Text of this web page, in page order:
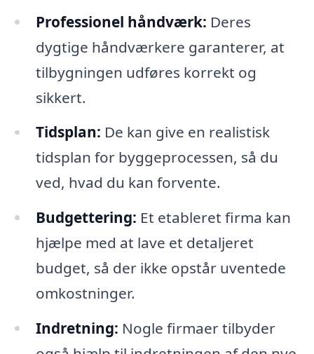
Professionel håndværk: Deres
dygtige håndværkere garanterer, at
tilbygningen udføres korrekt og
sikkert.
Tidsplan: De kan give en realistisk
tidsplan for byggeprocessen, så du
ved, hvad du kan forvente.
Budgettering: Et etableret firma kan
hjælpe med at lave et detaljeret
budget, så der ikke opstår uventede
omkostninger.
Indretning: Nogle firmaer tilbyder